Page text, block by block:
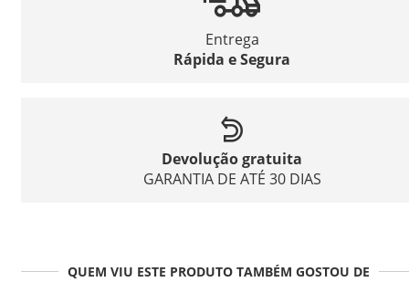
Entrega
Rápida e Segura
Devolução gratuita
GARANTIA DE ATÉ 30 DIAS
QUEM VIU ESTE PRODUTO TAMBÉM GOSTOU DE